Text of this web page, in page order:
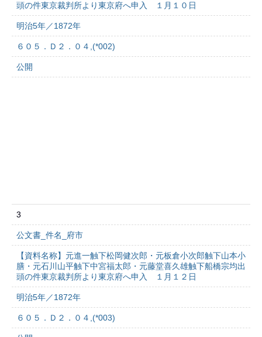
頭の件東京裁判所より東京府へ申入 １月１０日
明治5年／1872年
６０５．Ｄ２．０４,(*002)
公開
3
公文書_件名_府市
【資料名称】元進一触下松岡健次郎・元板倉小次郎触下山本小
膳・元石川山平触下中宮福太郎・元藤堂喜久雄触下船橋宗均出
頭の件東京裁判所より東京府へ申入 １月１２日
明治5年／1872年
６０５．Ｄ２．０４,(*003)